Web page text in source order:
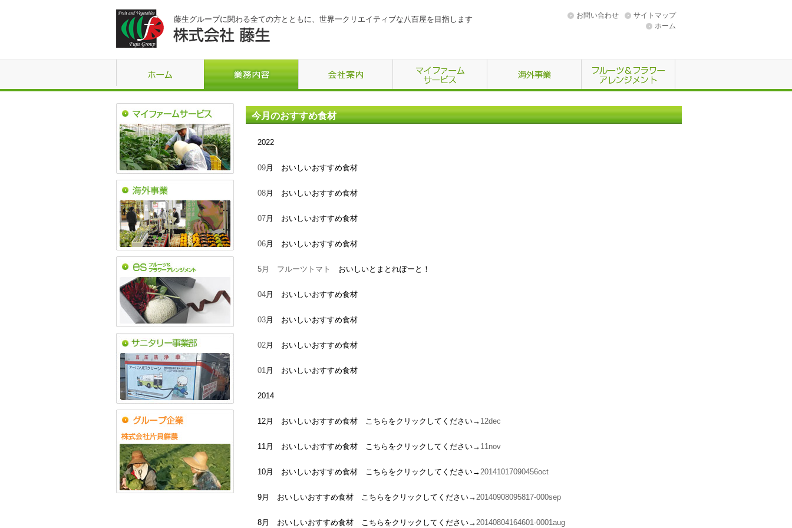
藤生グループに関わる全ての方とともに、世界一クリエイティブな八百屋を目指します サイトマップ
お問い合わせ
ホーム
今月のおすすめ食材
2022
09月 おいしいおすすめ食材
08月 おいしいおすすめ食材
07月 おいしいおすすめ食材
06月 おいしいおすすめ食材
5月 フルーツトマト おいしいとまとれぽーと！
04月 おいしいおすすめ食材
03月 おいしいおすすめ食材
02月 おいしいおすすめ食材
01月 おいしいおすすめ食材
2014
12月 おいしいおすすめ食材 こちらをクリックしてください→ 12dec
11月 おいしいおすすめ食材 こちらをクリックしてください→ 11nov
10月 おいしいおすすめ食材 こちらをクリックしてください→20141017090456oct
9月 おいしいおすすめ食材 こちらをクリックしてください→20140908095817-000sep
8月 おいしいおすすめ食材 こちらをクリックしてください→20140804164601-0001aug